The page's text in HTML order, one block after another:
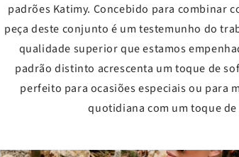
padrões Katimy. Concebido para combinar
peça deste conjunto é um testemunho do
qualidade superior que estamos
padrão distinto acrescenta um toque de
perfeito para ocasiões especiais ou para
quotidiana com um toque de